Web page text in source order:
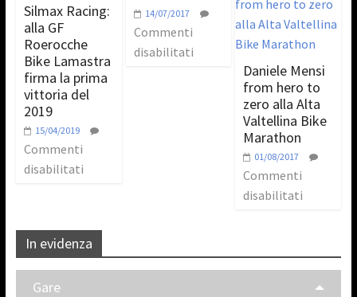
Silmax Racing:
alla GF
Roerocche
Bike Lamastra
firma la prima
vittoria del
2019
15/04/2019
Commenti
disabilitati
14/07/2017
Commenti
disabilitati
Daniele Mensi
from hero to
zero alla Alta
Valtellina Bike
Marathon
01/08/2017
Commenti
disabilitati
In evidenza
Gare